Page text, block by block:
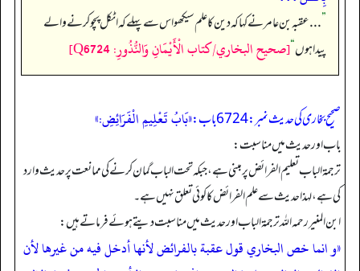
”. . . عقبہ بن عامر نے کہا کہ دین کا علم سیکھو اس سے پہلے کہ اٹکل پچو کرنے والے
پیدا ہوں“[صحيح البخاري/كتاب الْأَيْمَانِ وَالنُّذُورِ: Q6724]
صحیح بخاری کی حدیث نمبر: 6724 باب: «بَابُ تَعْلِيمِ الْفَرَائِضِ:»
باب اور حدیث میں مناسبت:
ترجمۃ الباب تعلیم الفرائض پر مبنی ہے، جبکہ تحت الباب گمان کرنے کی ممانعت پر حدیث وارد
کی ہے، لہذا حدیث سے علم الفرائض کا کوئی تعلق نہیں ہے۔
ابن المنیر رحمہ اللہ ترجمۃ الباب اور حدیث میں مناسبت دیتے ہوئے فرماتے ہیں:
«و انما خص البخاري قول عقبة بالفرائض لأنها أدخل فيه من غيرها لأن